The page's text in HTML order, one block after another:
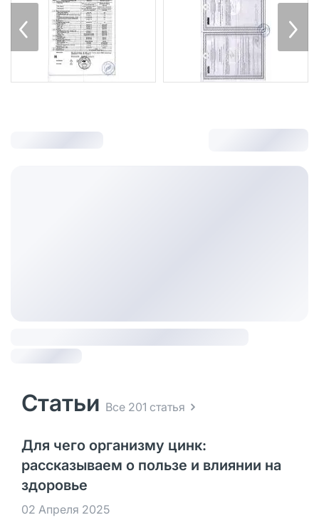
Статьи Все 201 статья
Для чего организму цинк:
рассказываем о пользе и влиянии на
здоровье
02 Апреля 2025